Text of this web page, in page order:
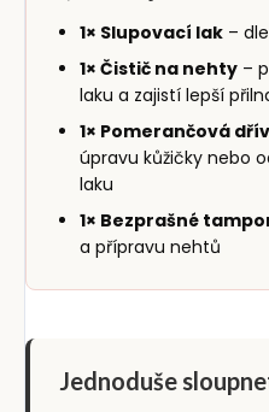
1× Slupovací lak –
1× Čistič na nehty –
laku a zajistí lepší
1× Pomerančová
úpravu kůžičky nebo
laku
1× Bezprašné
a přípravu nehtů
Jednoduše